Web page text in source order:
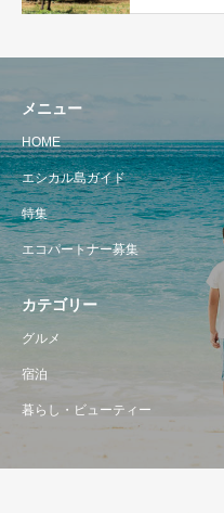
メニュー
HOME
エシカル島ガイド
特集
エコパートナー募集
カテゴリー
グルメ
宿泊
暮らし・ビューティー